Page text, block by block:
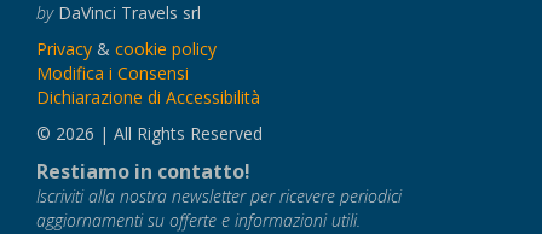
byDaVinci Travels srl
Privacy & cookie policy
Modifica i Consensi
Dichiarazione di Accessibilità
© 2026 | All Rights Reserved
Restiamo in contatto!
Iscriviti alla nostra newsletter per ricevere periodici
aggiornamenti su offerte e informazioni utili.